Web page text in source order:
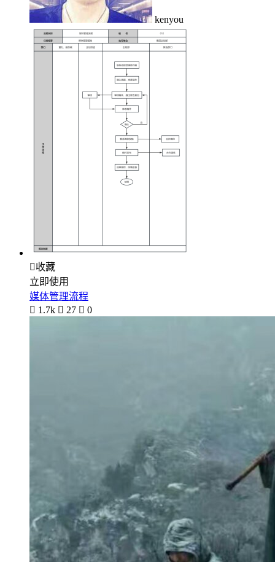
kenyou
收藏
立即使用
媒体管理流程
 1.7k  27  0